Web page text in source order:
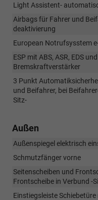
Light Assistent-
Airbags für Fahrer und
deaktivierung
European Notrufsysstem e-
ESP mit ABS, ASR, EDS
Bremskraftverstärker
3 Punkt
und Beifahrer, bei
Sitz-
Außen
Außenspiegel elektrisch
Schmutzfänger vorne
Seitenscheiben und
Frontscheibe in Verbund -
Einstiegsleiste